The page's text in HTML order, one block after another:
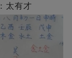
太有才